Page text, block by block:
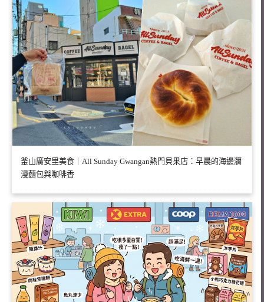
釜山廣安里美食｜All Sunday Gwangan熱門貝果店：早晨的海邊瀰
漫麵包與咖啡香